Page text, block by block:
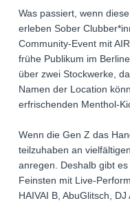
Was passiert, wenn
erleben Sober
Community-Event mit
frühe Publikum im
über zwei Stockwerke,
Namen der Location
erfrischenden Menthol-
Wenn die Gen Z das
teilzuhaben an
anregen. Deshalb gibt
Feinsten mit Live-
HAIVAI B, AbuGlitsch,